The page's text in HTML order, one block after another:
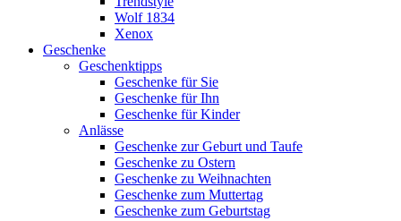
Wolf 1834
Xenox
Geschenke
Geschenktipps
Geschenke für Sie
Geschenke für Ihn
Geschenke für Kinder
Anlässe
Geschenke zur Geburt und Taufe
Geschenke zu Ostern
Geschenke zu Weihnachten
Geschenke zum Muttertag
Geschenke zum Geburtstag